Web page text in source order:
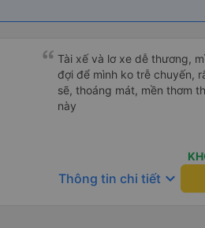
Tài xế và lơ xe dễ thương,
đợi để mình ko trễ chuyến,
sẽ, thoáng mát, mền thơm
này
Thông tin chi tiết keyboard_arrow_down